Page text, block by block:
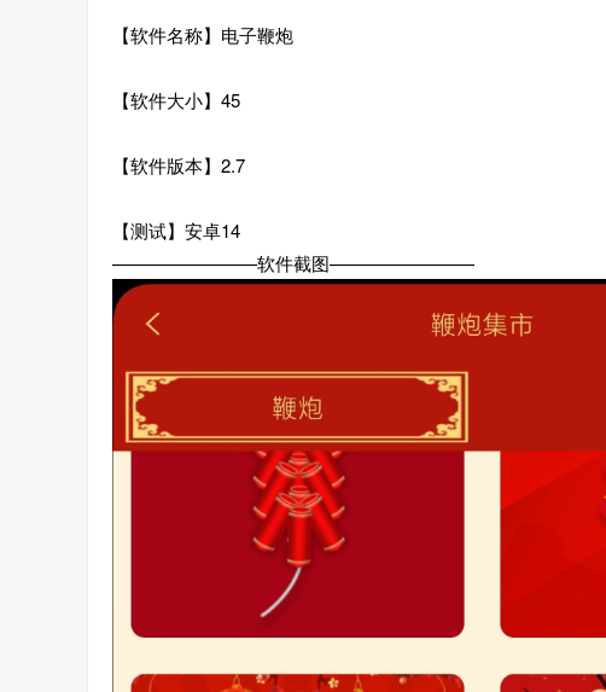
【软件名称】电子鞭炮
【软件大小】45
【软件版本】2.7
【测试】安卓14
————————软件截图————————